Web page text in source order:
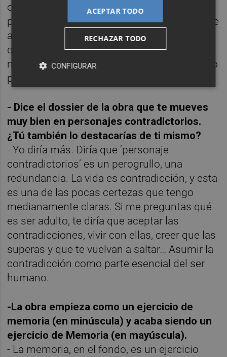
obsesiona intentar no parecer un actor. Los
piropos que más recuerdos, algunos de hace
años y aún no los olvido, es que me digan
que yo no soy actor, sino otra cosa. No se
me ocurre mejor piropo para un actor que no
parecerlo.
- Dice el dossier de la obra que te mueves
muy bien en personajes contradictorios.
¿Tú también lo destacarías de ti mismo?
- Yo diría más. Diría que ‘personaje
contradictorios’ es un perogrullo, una
redundancia. La vida es contradicción, y esta
es una de las pocas certezas que tengo
medianamente claras. Si me preguntas qué
es ser adulto, te diría que aceptar las
contradicciones, vivir con ellas, creer que las
superas y que te vuelvan a saltar… Asumir la
contradicción como parte esencial del ser
humano.
-La obra empieza como un ejercicio de
memoria (en minúscula) y acaba siendo un
ejercicio de Memoria (en mayúscula).
- La memoria, en el fondo, es un ejercicio
ACEPTAR TODO
RECHAZAR TODO
CONFIGURAR